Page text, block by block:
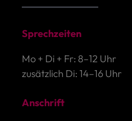
Sprechzeiten
Mo + Di + Fr: 8–12 Uhr
zusätzlich Di: 14–16 Uhr
Anschrift